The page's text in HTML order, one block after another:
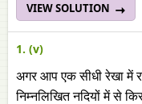
VIEW SOLUTION
1. (v)
अगर आप एक सीधी रेखा में
निम्नलिखित नदियों में से